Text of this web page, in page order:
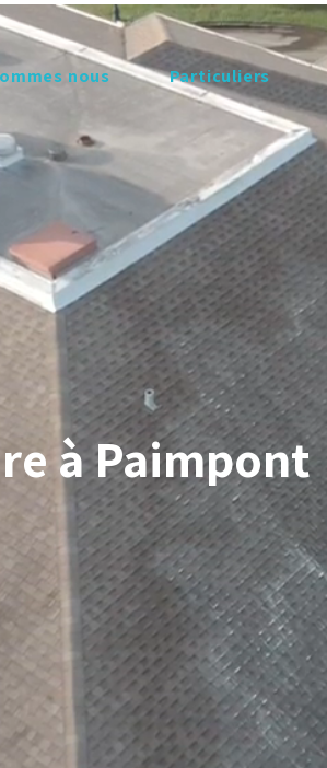
nous Particuliers
à Paimpont